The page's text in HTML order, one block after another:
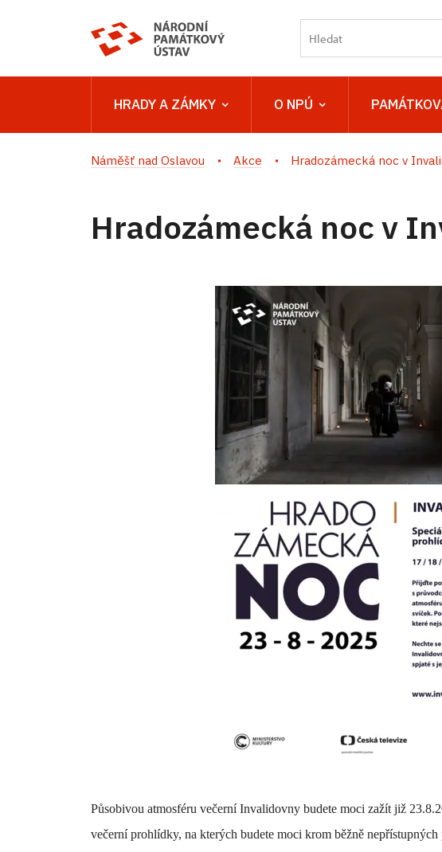
HRADY A ZÁMKY O NPÚ
Náměšť nad Oslavou Akce Hradozámecká noc v
Hradozámecká noc v
Působivou atmosféru večerní Invalidovny budete moci zažít již
večerní prohlídky, na kterých budete moci krom běžně